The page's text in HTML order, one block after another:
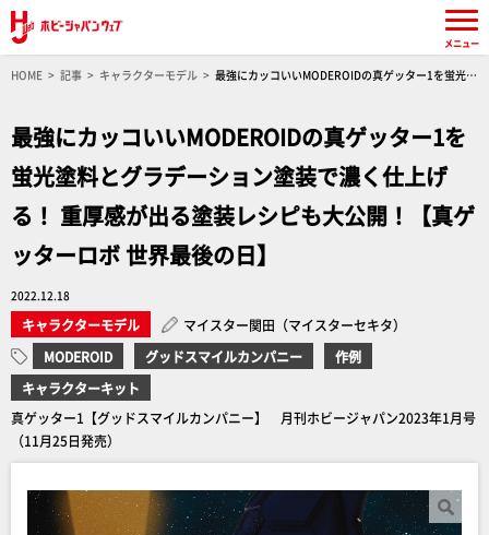
HOME 記事 キャラクターモデル
最強にカッコいいMODEROIDの真ゲッター1を蛍光塗
最強にカッコいいMODEROIDの真ゲッター1を
蛍光塗料とグラデーション塗装で濃く仕上げ
る！ 重厚感が出る塗装レシピも大公開！【真ゲ
ッターロボ 世界最後の日】
2022.12.18
キャラクターモデル
マイスター関田（マイスターセキタ）
MODEROID
グッドスマイルカンパニー
作例
キャラクターキット
真ゲッター1【グッドスマイルカンパニー】 月刊ホビージャパン2023年1月号
（11月25日発売）
メニュー